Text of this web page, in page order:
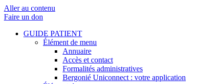
Aller au contenu
Faire un don
GUIDE PATIENT
Élément de menu
Annuaire
Accès et contact
Formalités administratives
Bergonié Uniconnect : votre application